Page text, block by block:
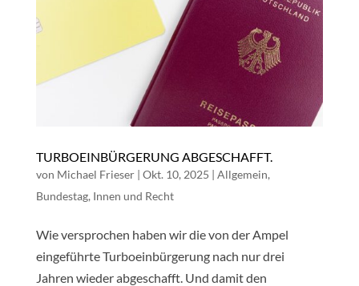
TURBOEINBÜRGERUNG ABGESCHAFFT.
von Michael Frieser| Okt. 10, 2025 | Allgemein,
Bundestag, Innen und Recht
Wie versprochen haben wir die von der Ampel
eingeführte Turboeinbürgerung nach nur drei
Jahren wieder abgeschafft. Und damit den